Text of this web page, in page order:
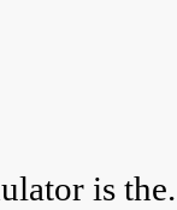
is